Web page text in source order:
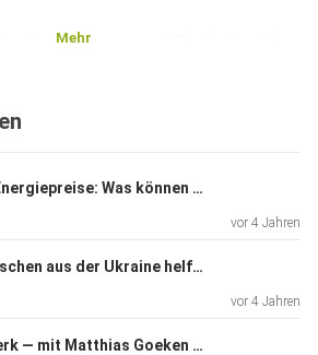
heute mit unserem stellvertretenden
Vorsitzender des
Mehr
Steigende Energiepreise: Was können wir tun um zu entlasten? — mit Dr. Christian Untrieser & Holger Gassner
vor 4 Jahren
Wie wir Menschen aus der Ukraine helfen können — mit Heike Wermer & Dr. Sascha Rolf Lüder
vor 4 Jahren
Das Handwerk — mit Matthias Goeken & Andreas Ehlert